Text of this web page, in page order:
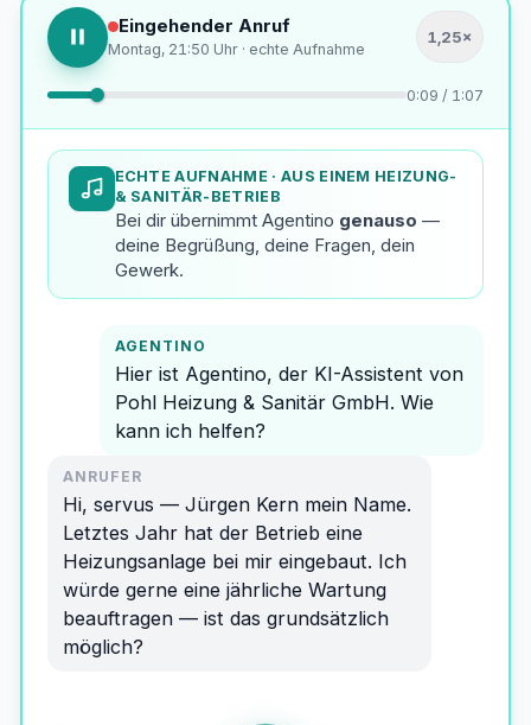
Eingehender Anruf
Montag, 21:50 Uhr · echte Aufnahme
1,25×
0:11 / 1:07
ECHTE AUFNAHME · AUS EINEM HEIZUNG-
& SANITÄR-BETRIEB
Bei dir übernimmt Agentino genauso —
deine Begrüßung, deine Fragen, dein
Gewerk.
AGENTINO
Hier ist Agentino, der KI-Assistent von
Pohl Heizung & Sanitär GmbH. Wie
kann ich helfen?
ANRUFER
Hi, servus — Jürgen Kern mein Name.
Letztes Jahr hat der Betrieb eine
Heizungsanlage bei mir eingebaut. Ich
würde gerne eine jährliche Wartung
beauftragen — ist das grundsätzlich
möglich?